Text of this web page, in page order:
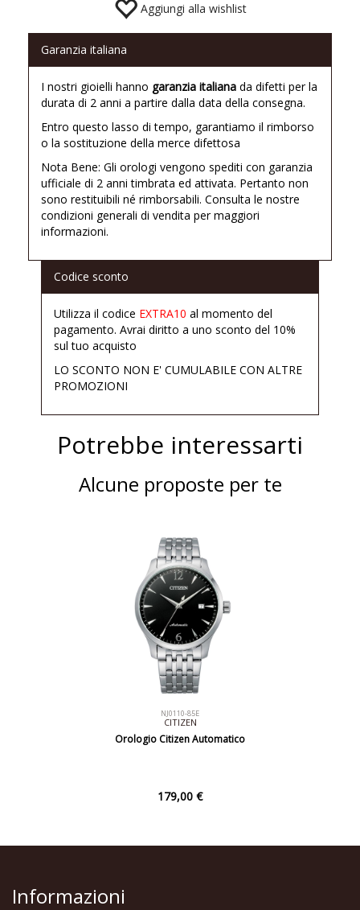
Aggiungi alla wishlist
Garanzia italiana
I nostri gioielli hanno garanzia italiana da difetti per la
durata di 2 anni a partire dalla data della consegna.
Entro questo lasso di tempo, garantiamo il rimborso
o la sostituzione della merce difettosa
Nota Bene: Gli orologi vengono spediti con garanzia
ufficiale di 2 anni timbrata ed attivata. Pertanto non
sono restituibili né rimborsabili. Consulta le nostre
condizioni generali di vendita per maggiori
informazioni.
Codice sconto
Utilizza il codice EXTRA10 al momento del
pagamento. Avrai diritto a uno sconto del 10%
sul tuo acquisto
LO SCONTO NON E' CUMULABILE CON ALTRE
PROMOZIONI
Potrebbe interessarti
Alcune proposte per te
NJ0110-85E
CITIZEN
Orologio Citizen Automatico
179,00 €
Informazioni